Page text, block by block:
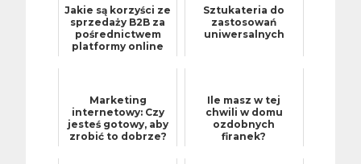
Jakie są korzyści ze
sprzedaży B2B za
pośrednictwem
platformy online
Sztukateria do
zastosowań
uniwersalnych
Marketing
internetowy: Czy
jesteś gotowy, aby
zrobić to dobrze?
Ile masz w tej
chwili w domu
ozdobnych
firanek?